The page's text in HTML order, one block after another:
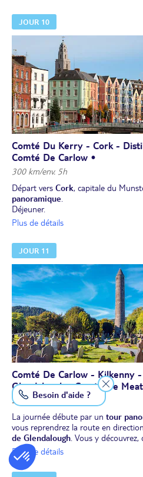
Déjeuner.
Après le repas, vous traverserez le
vous promènerez dansles jardins
regagner votre hôtel.
Dîner. Nuit à l'hôtel.
JOUR 10
Comté Du Kerry - Cork -
Comté De Carlow •
300 km/env. 5h
Départ vers Cork, capitale du
panoramique.
Déjeuner.
Découverte de la fabrication du
Vous reprendrez ensuite la route
paysages variés et des villages
Dîner puis nuit dans le comté de
Plus de détails
JOUR 11
Comté De Carlow - Kilkenny
Glendalough - Comté De
210 km/env. 3h
La journée débute par un tour
vous reprendrez la route en
de Glendalough. Vous y
magnifique, une tour ronde de 34 m
de plusieurs églises.
Déjeuner.
Plus de détails
Besoin d'aide ?